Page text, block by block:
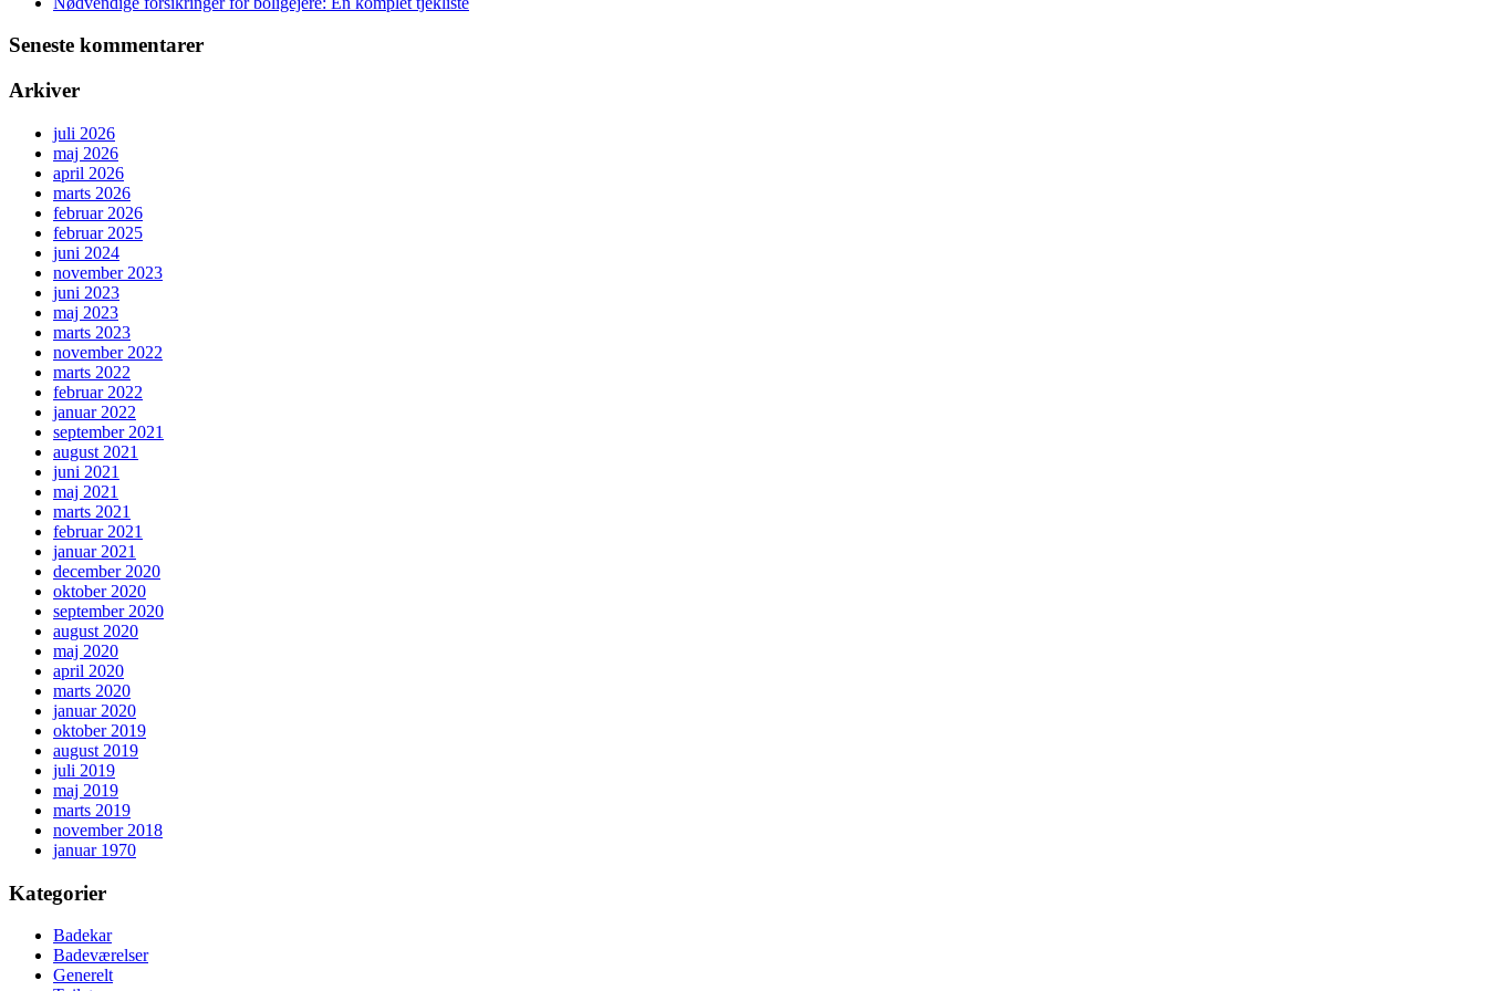
Seneste kommentarer
Arkiver
juli 2026
maj 2026
april 2026
marts 2026
februar 2026
februar 2025
juni 2024
november 2023
juni 2023
maj 2023
marts 2023
november 2022
marts 2022
februar 2022
januar 2022
september 2021
august 2021
juni 2021
maj 2021
marts 2021
februar 2021
januar 2021
december 2020
oktober 2020
september 2020
august 2020
maj 2020
april 2020
marts 2020
januar 2020
oktober 2019
august 2019
juli 2019
maj 2019
marts 2019
november 2018
januar 1970
Kategorier
Badekar
Badeværelser
Generelt